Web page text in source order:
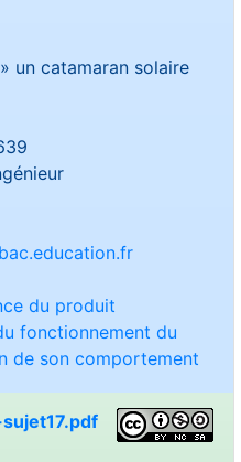
un catamaran solaire
du produit
fonctionnement du
de son comportement